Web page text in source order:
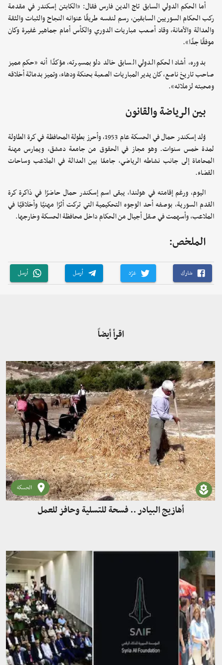
أما الحكم الدولي السابق تاج الدين فارس فقال: «الكابتن إسكندر في مقدمة
ركب الحكام السوريين السابقين، رسم لنفسه طريقًا عنوانه النجاح والثبات والثقة
والعدالة والأمانة، وقاد أصعب مباريات الدوري والكأس أمام جماهير غفيرة وكان
موفقًا جدًا».
بدوره، أشاد الحكم الدولي السابق خالد دلو بمسيرته، مؤكدًا أنه «حكم مميز
صاحب تاريخ ناصع، كان يدير المباريات الصعبة بحنكة ودهاء، وتميز بدماثة أخلاقه
ومحبته لزملائه».
بين الرياضة والقانون
وُلد إسكندر حمال في الحسكة عام 1953، وأحرز بطولة المحافظة في كرة الطاولة
لمدة خمس سنوات. وهو مجاز في الحقوق من جامعة دمشق، ويمارس مهنة
المحاماة إلى جانب نشاطه الرياضي، جامعًا بين العدالة في الملاعب وساحات
القضاء.
اليوم، ورغم إقامته في هولندا، يبقى اسم إسكندر حمال حاضرًا في ذاكرة كرة
القدم السورية، بوصفه أحد الوجوه التحكيمية التي تركت أثرًا مهنيًا وأخلاقيًا في
الملاعب، وأسهمت في صقل أجيال من الحكام داخل محافظة الحسكة وخارجها.
الملخص:
شارك غرّد أرسل أرسل
اقرأ أيضاً
الحسكة
أهازيج البيادر .. فسحة للتسلية وحافز للعمل